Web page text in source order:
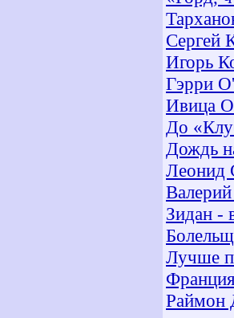
Сергей
Игорь
Гэрри
Ивица
До
Дождь
Леонид
Зидан -
Лучше
Раймон